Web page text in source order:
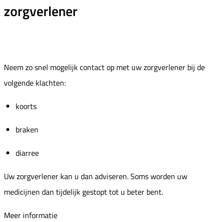
zorgverlener
Neem zo snel mogelijk contact op met uw zorgverlener bij de
volgende klachten:
koorts
braken
diarree
Uw zorgverlener kan u dan adviseren. Soms worden uw
medicijnen dan tijdelijk gestopt tot u beter bent.
Meer informatie